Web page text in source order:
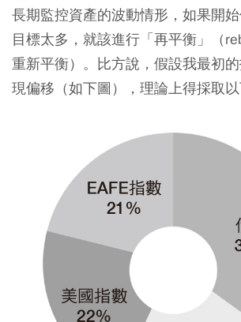
長期監控資產的波動情形，如果開
目標太多，就該進行「再平衡」（
重新平衡）。比方說，假設我最初
現偏移（如下圖），理論上得採取以